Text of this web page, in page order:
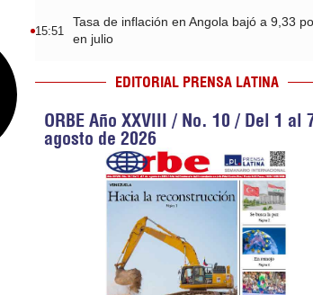
15:51
Tasa de inflación en Angola bajó a 9,33
en julio
EDITORIAL PRENSA LATINA
ORBE Año XXVIII / No. 10 / Del 1 al
agosto de 2026